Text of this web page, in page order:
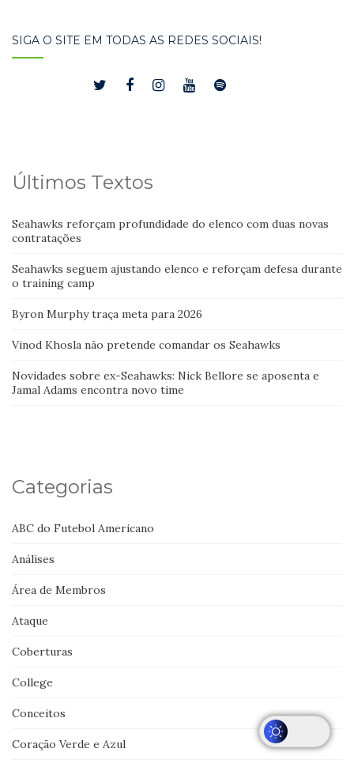
SIGA O SITE EM TODAS AS REDES SOCIAIS!
Últimos Textos
Seahawks reforçam profundidade do elenco com duas novas
contratações
Seahawks seguem ajustando elenco e reforçam defesa durante
o training camp
Byron Murphy traça meta para 2026
Vinod Khosla não pretende comandar os Seahawks
Novidades sobre ex-Seahawks: Nick Bellore se aposenta e
Jamal Adams encontra novo time
Categorias
ABC do Futebol Americano
Análises
Área de Membros
Ataque
Coberturas
College
Conceitos
Coração Verde e Azul